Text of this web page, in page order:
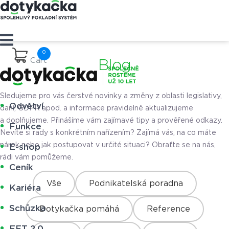
Cart
Odvětví
Funkce
E-shop
Ceník
Kariéra
Schůzka
Blog
Sledujeme pro vás čerstvé novinky a změny z oblasti legislativy,
daní, GDPR apod. a informace pravidelně aktualizujeme
a doplňujeme. Přinášíme vám zajímavé tipy a prověřené odkazy.
Nevíte si rady s konkrétním nařízením? Zajímá vás, na co máte
nárok nebo jak postupovat v určité situaci? Obraťte se na nás,
rádi vám pomůžeme.
Vše Podnikatelská poradna
Dotykačka pomáhá Reference